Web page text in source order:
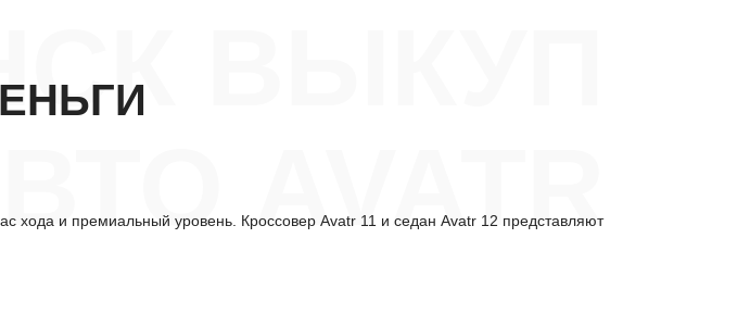
ВЫКУП
AVATR
хода и премиальный уровень. Кроссовер Avatr 11 и седан Avatr 12 представляют